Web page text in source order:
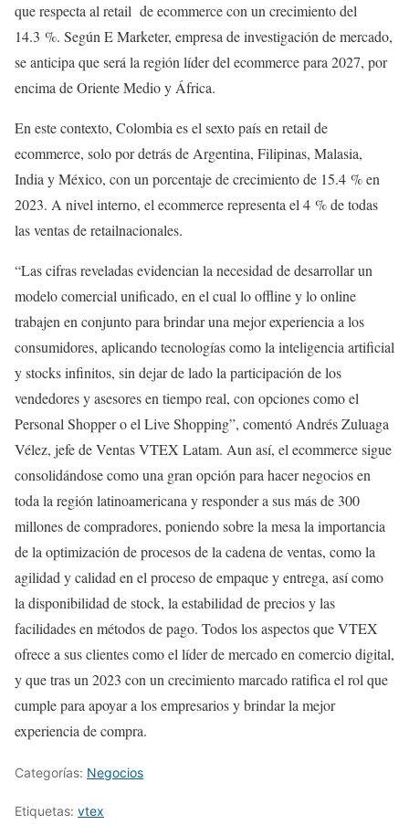
que respecta al retail de ecommerce con un crecimiento del
14.3 %. Según E Marketer, empresa de investigación de mercado,
se anticipa que será la región líder del ecommerce para 2027, por
encima de Oriente Medio y África.
En este contexto, Colombia es el sexto país en retail de
ecommerce, solo por detrás de Argentina, Filipinas, Malasia,
India y México, con un porcentaje de crecimiento de 15.4 % en
2023. A nivel interno, el ecommerce representa el 4 % de todas
las ventas de retailnacionales.
“Las cifras reveladas evidencian la necesidad de desarrollar un
modelo comercial unificado, en el cual lo offline y lo online
trabajen en conjunto para brindar una mejor experiencia a los
consumidores, aplicando tecnologías como la inteligencia artificial
y stocks infinitos, sin dejar de lado la participación de los
vendedores y asesores en tiempo real, con opciones como el
Personal Shopper o el Live Shopping”, comentó Andrés Zuluaga
Vélez, jefe de Ventas VTEX Latam. Aun así, el ecommerce sigue
consolidándose como una gran opción para hacer negocios en
toda la región latinoamericana y responder a sus más de 300
millones de compradores, poniendo sobre la mesa la importancia
de la optimización de procesos de la cadena de ventas, como la
agilidad y calidad en el proceso de empaque y entrega, así como
la disponibilidad de stock, la estabilidad de precios y las
facilidades en métodos de pago. Todos los aspectos que VTEX
ofrece a sus clientes como el líder de mercado en comercio digital,
y que tras un 2023 con un crecimiento marcado ratifica el rol que
cumple para apoyar a los empresarios y brindar la mejor
experiencia de compra.
Categorías: Negocios
Etiquetas: vtex